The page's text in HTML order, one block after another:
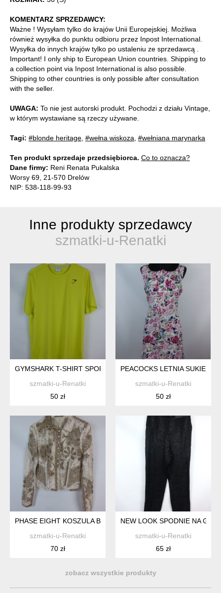
KOMENTARZ SPRZEDAWCY:
Ważne ! Wysyłam tylko do krajów Unii Europejskiej. Możliwa
również wysyłka do punktu odbioru przez Inpost International.
Wysyłka do innych krajów tylko po ustaleniu ze sprzedawcą .
Important! I only ship to European Union countries. Shipping to
a collection point via Inpost International is also possible.
Shipping to other countries is only possible after consultation
with the seller.
UWAGA: To nie jest autorski produkt. Pochodzi z działu Vintage,
w którym wystawiane są rzeczy używane.
Tagi: #blonde heritage #wełna wiskoza #wełniana marynarka
Ten produkt sprzedaje przedsiębiorca. Co to oznacza?
Dane firmy: Reni Renata Pukalska
Worsy 69, 21-570 Drelów
NIP: 538-118-99-93
Inne produkty sprzedawcy
szmatki-u-Renatki
GYMSHARK T-SHIRT SPORTOWA KOSZULKA MĘSKA / L
szmatki-u-Renatki
50 zł
PEACOCKS LETNIA
szmatki-u-Renatki
50 zł
PHASE EIGHT KOSZULA BLUZKA Z SIATECZKI Z APLIKACJAMI
szmatki-u-Renatki
70 zł
NEW LOOK SPODNIE NA
szmatki-u-Renatki
65 zł
zobacz wszystkie produkty